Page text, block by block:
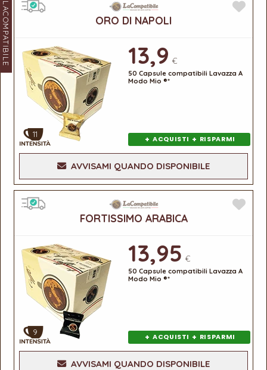
LACOMPATIBILE ORO DI NAPOLI
11
13,9 €
50 Capsule compatibili Lavazza A
Modo Mio ®*
+ ACQUISTI + RISPARMI
AVVISAMI QUANDO DISPONIBILE
FORTISSIMO ARABICA
9
13,95 €
50 Capsule compatibili Lavazza A
Modo Mio ®*
+ ACQUISTI + RISPARMI
AVVISAMI QUANDO DISPONIBILE